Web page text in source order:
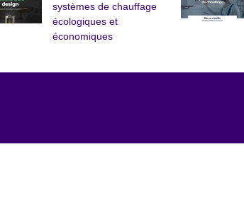
systèmes de chauffage
écologiques et
économiques